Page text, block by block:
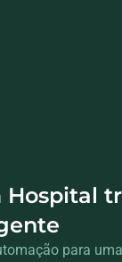
Hospital
para